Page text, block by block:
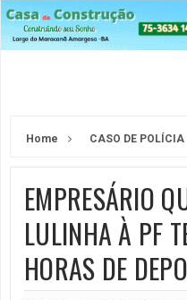
Home CASO DE POLÍCIA
EMPRESÁRIO
LULINHA À PF
HORAS DE